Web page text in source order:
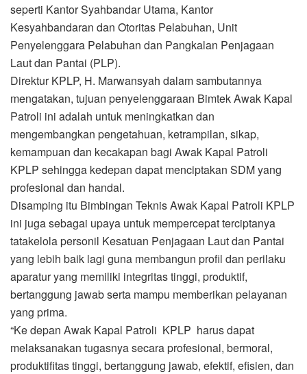
seperti Kantor Syahbandar Utama, Kantor
Kesyahbandaran dan Otoritas Pelabuhan, Unit
Penyelenggara Pelabuhan dan Pangkalan Penjagaan
Laut dan Pantai (PLP).
Direktur KPLP, H. Marwansyah dalam sambutannya
mengatakan, tujuan penyelenggaraan Bimtek Awak Kapal
Patroli ini adalah untuk meningkatkan dan
mengembangkan pengetahuan, ketrampilan, sikap,
kemampuan dan kecakapan bagi Awak Kapal Patroli
KPLP sehingga kedepan dapat menciptakan SDM yang
profesional dan handal.
Disamping itu Bimbingan Teknis Awak Kapal Patroli KPLP
ini juga sebagai upaya untuk mempercepat terciptanya
tatakelola personil Kesatuan Penjagaan Laut dan Pantai
yang lebih baik lagi guna membangun profil dan perilaku
aparatur yang memiliki integritas tinggi, produktif,
bertanggung jawab serta mampu memberikan pelayanan
yang prima.
“Ke depan Awak Kapal Patroli KPLP harus dapat
melaksanakan tugasnya secara profesional, bermoral,
produktifitas tinggi, bertanggung jawab, efektif, efisien, dan